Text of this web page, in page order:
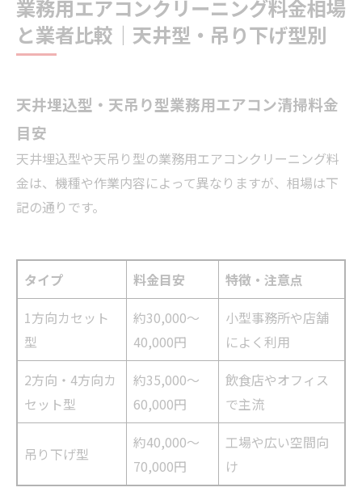
業務用エアコンクリーニング料金相場
と業者比較｜天井型・吊り下げ型別
天井埋込型・天吊り型業務用エアコン清掃料金
目安
天井埋込型や天吊り型の業務用エアコンクリーニング料
金は、機種や作業内容によって異なりますが、相場は下
記の通りです。
タイプ 料金目安
特徴・注意点
1方向カセット
型
約30,000〜
40,000円
小型事務所や店舗
によく利用
2方向・4方向カ
セット型
約35,000〜
60,000円
飲食店やオフィス
で主流
吊り下げ型
約40,000〜
70,000円
工場や広い空間向
け